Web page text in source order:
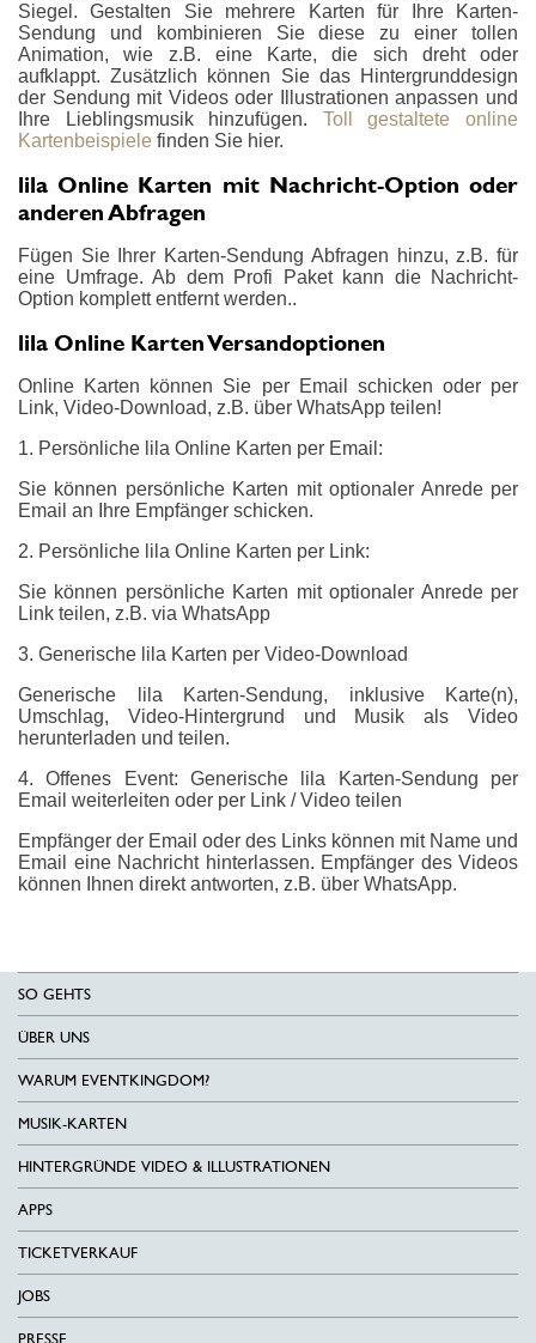
Siegel. Gestalten Sie mehrere Karten für Ihre Karten-
Sendung und kombinieren Sie diese zu einer tollen
Animation, wie z.B. eine Karte, die sich dreht oder
aufklappt. Zusätzlich können Sie das Hintergrunddesign
der Sendung mit Videos oder Illustrationen anpassen und
Ihre Lieblingsmusik hinzufügen. Toll gestaltete online
Kartenbeispiele finden Sie hier.
lila Online Karten mit Nachricht-Option oder
anderen Abfragen
Fügen Sie Ihrer Karten-Sendung Abfragen hinzu, z.B. für
eine Umfrage. Ab dem Profi Paket kann die Nachricht-
Option komplett entfernt werden..
lila Online Karten Versandoptionen
Online Karten können Sie per Email schicken oder per
Link, Video-Download, z.B. über WhatsApp teilen!
1. Persönliche lila Online Karten per Email:
Sie können persönliche Karten mit optionaler Anrede per
Email an Ihre Empfänger schicken.
2. Persönliche lila Online Karten per Link:
Sie können persönliche Karten mit optionaler Anrede per
Link teilen, z.B. via WhatsApp
3. Generische lila Karten per Video-Download
Generische lila Karten-Sendung, inklusive Karte(n),
Umschlag, Video-Hintergrund und Musik als Video
herunterladen und teilen.
4. Offenes Event: Generische lila Karten-Sendung per
Email weiterleiten oder per Link / Video teilen
Empfänger der Email oder des Links können mit Name und
Email eine Nachricht hinterlassen. Empfänger des Videos
können Ihnen direkt antworten, z.B. über WhatsApp.
SO GEHTS
ÜBER UNS
WARUM EVENTKINGDOM?
MUSIK-KARTEN
HINTERGRÜNDE VIDEO & ILLUSTRATIONEN
APPS
TICKETVERKAUF
JOBS
PRESSE